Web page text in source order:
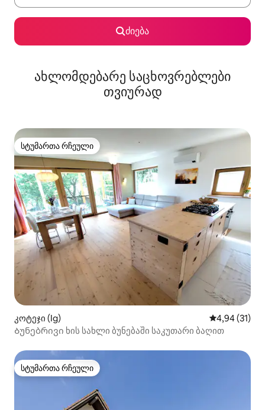
ძიება
ახლომდებარე საცხოვრებლები
თვიურად
სტუმართა რჩეული
სტუმართა რჩეული
კოტეჯი (Ig) საშუალო
4,94 (31)
Ბუნებრივი ხის სახლი ბუნებაში საკუთარი ბაღით
სტუმართა რჩეული
სტუმართა რჩეული